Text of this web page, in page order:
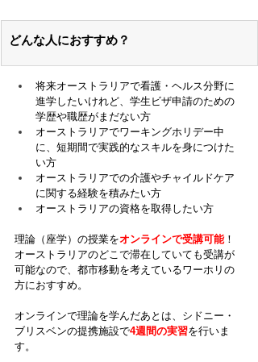
どんな人におすすめ？
将来オーストラリアで看護・ヘルス分野に
進学したいけれど、学生ビザ申請のための
学歴や職歴がまだない方
オーストラリアでワーキングホリデー中
に、短期間で実践的なスキルを身につけた
い方
オーストラリアでの介護やチャイルドケア
に関する経験を積みたい方
オーストラリアの資格を取得したい方
理論（座学）の授業をオンラインで受講可能！
オーストラリアのどこで滞在していても受講が
可能なので、都市移動を考えているワーホリの
方におすすめ。
オンラインで理論を学んだあとは、シドニー・
ブリスベンの提携施設で4週間の実習を行いま
す。